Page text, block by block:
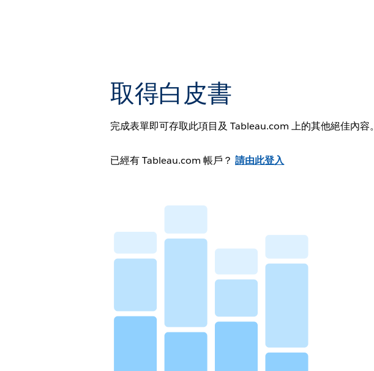
取得白皮書
完成表單即可存取此項目及 Tableau.com 上的其他絕佳內容。
已經有 Tableau.com 帳戶？請由此登入